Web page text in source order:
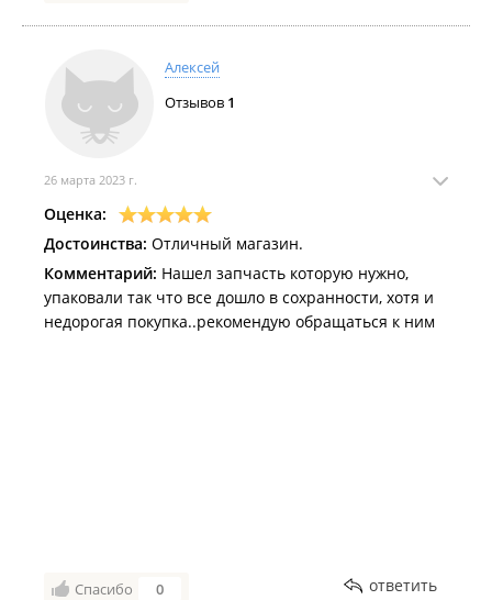
Алексей
Отзывов 1
26 марта 2023 г.
Оценка:
Достоинства: Отличный магазин.
Комментарий: Нашел запчасть которую нужно,
упаковали так что все дошло в сохранности, хотя и
недорогая покупка..рекомендую обращаться к ним
Спасибо 0 ответить